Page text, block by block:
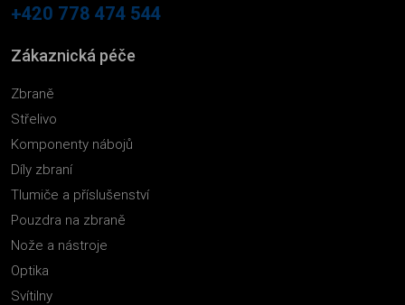
+420 778 474 544
Zákaznická péče
Zbraně
Střelivo
Komponenty nábojů
Díly zbraní
Tlumiče a příslušenství
Pouzdra na zbraně
Nože a nástroje
Optika
Svítilny